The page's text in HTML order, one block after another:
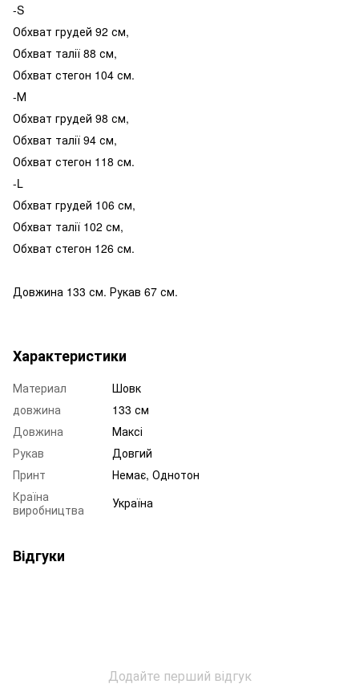
-S
Обхват грудей 92 см,
Обхват талії 88 см,
Обхват стегон 104 см.
-М
Обхват грудей 98 см,
Обхват талії 94 см,
Обхват стегон 118 см.
-L
Обхват грудей 106 см,
Обхват талії 102 см,
Обхват стегон 126 см.
Довжина 133 см. Рукав 67 см.
Характеристики
Материал
Шовк
довжина
133 см
Довжина
Максі
Рукав
Довгий
Принт
Немає, Однотон
Країна
виробництва
Україна
Відгуки
Додайте перший відгук